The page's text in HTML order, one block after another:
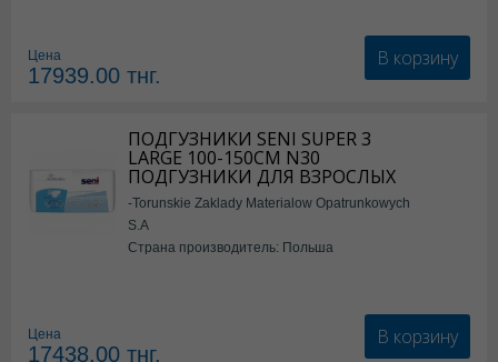
Цена
17939.00 тнг.
В корзину
ПОДГУЗНИКИ SENI SUPER 3
LARGE 100-150СМ N30
ПОДГУЗНИКИ ДЛЯ ВЗРОСЛЫХ
-Torunskie Zaklady Materialow Opatrunkowych
S.A
Страна производитель: Польша
Цена
17438.00 тнг.
В корзину